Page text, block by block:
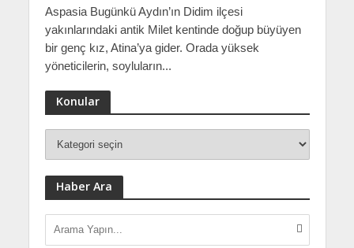
Aspasia Bugünkü Aydın’ın Didim ilçesi
yakınlarındaki antik Milet kentinde doğup büyüyen
bir genç kız, Atina’ya gider. Orada yüksek
yöneticilerin, soyluların...
Konular
Haber Ara